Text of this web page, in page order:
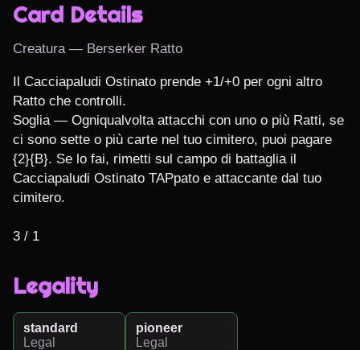
Card Details
Creatura — Berserker Ratto
Il Cacciapaludi Ostinato prende +1/+0 per ogni altro
Ratto che controlli.
Soglia — Ogniqualvolta attacchi con uno o più Ratti, se
ci sono sette o più carte nel tuo cimitero, puoi pagare
{2}{B}. Se lo fai, rimetti sul campo di battaglia il
Cacciapaludi Ostinato TAPpato e attaccante dal tuo
cimitero.
3 / 1
Legality
standard
Legal
pioneer
Legal